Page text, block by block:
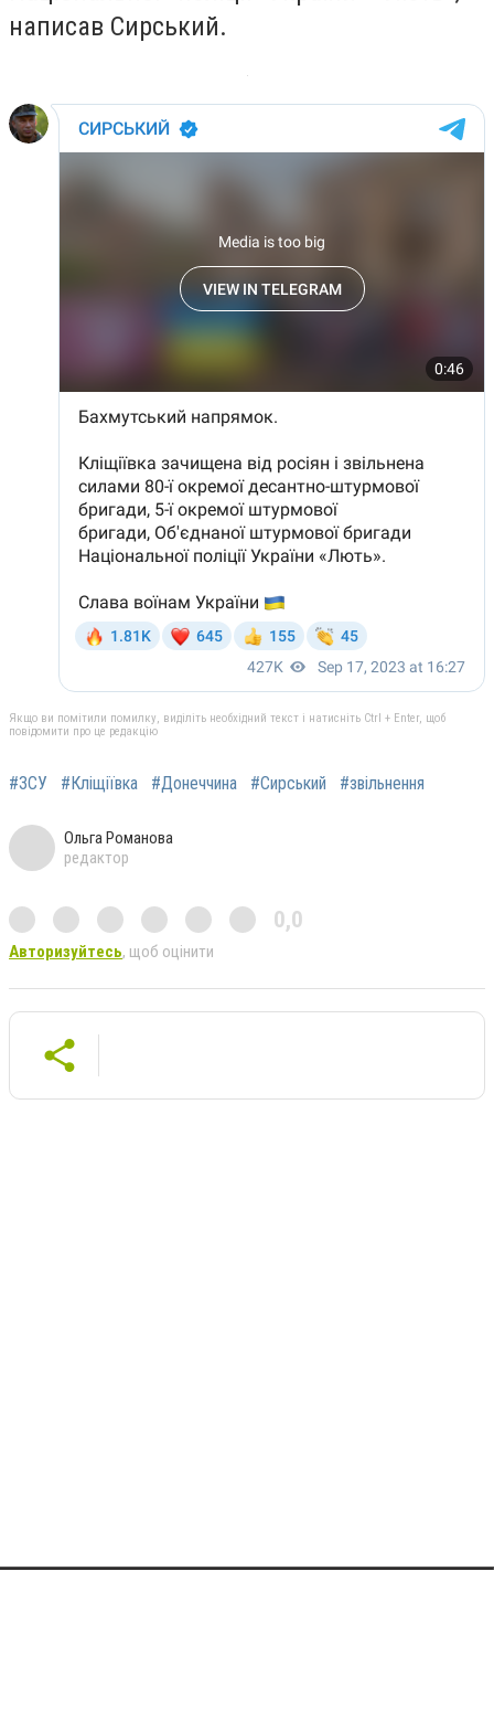
написав Сирський.
Якщо ви помітили помилку, виділіть необхідний текст і натисніть Ctrl + Enter, щоб
повідомити про це редакцію
#ЗСУ #Кліщіївка #Донеччина #Сирський #звільнення
Ольга Романова
редактор
0,0
Авторизуйтесь, щоб оцінити